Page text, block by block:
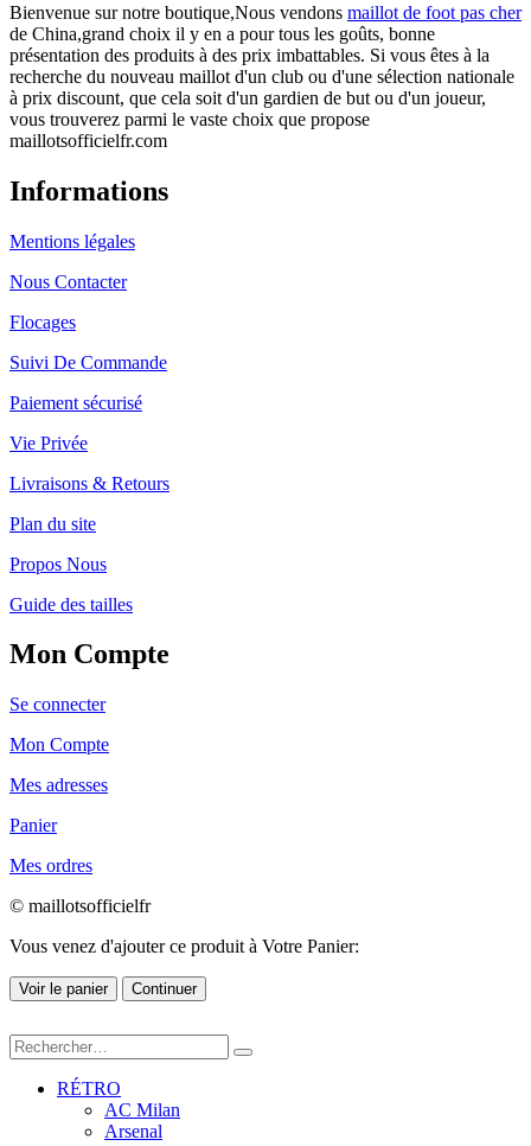
Bienvenue sur notre boutique,Nous vendons maillot de foot pas cher
de China,grand choix il y en a pour tous les goûts, bonne
présentation des produits à des prix imbattables. Si vous êtes à la
recherche du nouveau maillot d'un club ou d'une sélection nationale
à prix discount, que cela soit d'un gardien de but ou d'un joueur,
vous trouverez parmi le vaste choix que propose
maillotsofficielfr.com
Informations
Mentions légales
Nous Contacter
Flocages
Suivi De Commande
Paiement sécurisé
Vie Privée
Livraisons & Retours
Plan du site
Propos Nous
Guide des tailles
Mon Compte
Se connecter
Mon Compte
Mes adresses
Panier
Mes ordres
© maillotsofficielfr
Vous venez d'ajouter ce produit à Votre Panier:
Voir le panier Continuer
RÉTRO
AC Milan
Arsenal